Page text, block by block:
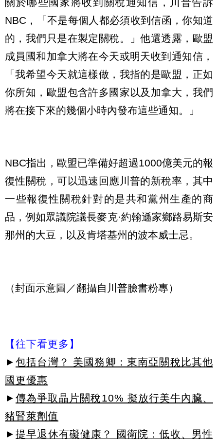
NBC，「不是每個人都必須收到信函，你知道
的，我們只是在製定關稅。」他還透露，歐盟
成員國和加拿大將在今天或明天收到通知信，
「我希望今天就這樣做，我指的是歐盟，正如
你所知，歐盟包含許多國家以及加拿大，我們
將在接下來的幾個小時內發布這些通知。」
NBC指出，歐盟已準備好超過1000億美元的報
復性關稅，可以迅速回應川普的新稅率，其中
一些報復性關稅針對的是共和黨州生產的商
品，例如眾議院議長麥克·約翰遜家鄉路易斯安
那州的大豆，以及肯塔基州的波本威士忌。
（封面示意圖／翻攝自川普臉書粉專）
【往下看更多】
► 包括台灣？ 美國務卿：東南亞關稅比其他
國更優惠
► 傳為爭取晶片關稅10% 擬放行美牛內臟、
豬腎萊劑值
► 提早退休有礙健康？ 國衛院：低收、男性